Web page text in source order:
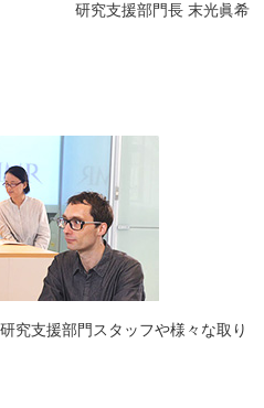
研究支援部門長 末光眞希
究支援部門スタッフや様々な取り